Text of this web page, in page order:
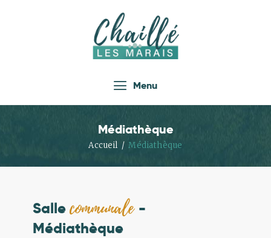
Menu
Médiathèque
Accueil Médiathèque
Vie Locale
Économie
Tourisme
Sallecommunale -
Médiathèque